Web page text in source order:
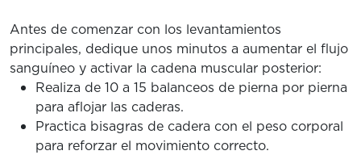
Antes de comenzar con los levantamientos
principales, dedique unos minutos a aumentar el flujo
sanguíneo y activar la cadena muscular posterior:
Realiza de 10 a 15 balanceos de pierna por pierna
para aflojar las caderas.
Practica bisagras de cadera con el peso corporal
para reforzar el movimiento correcto.